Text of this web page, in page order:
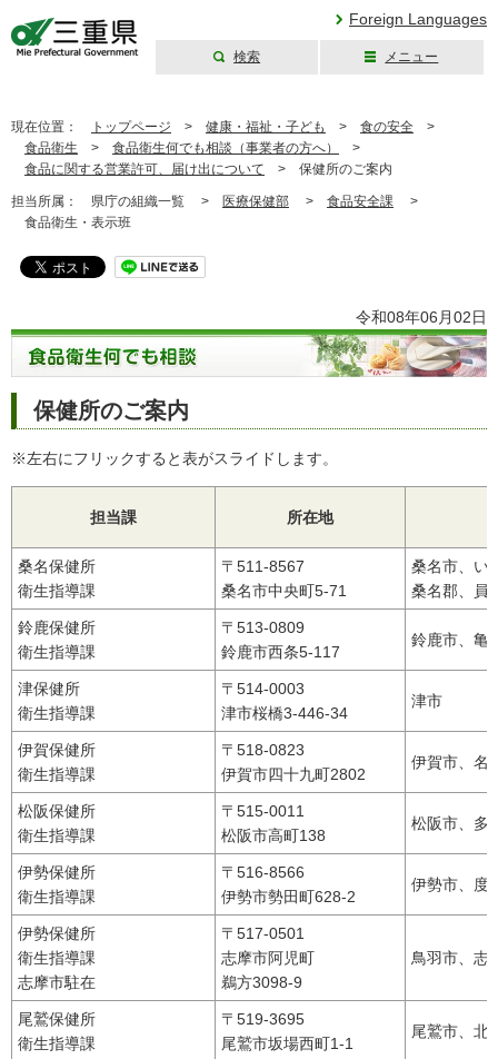
Foreign Languages
検索 メニュー
現在位置： トップページ > 健康・福祉・子ども > 食の安全 >
食品衛生 > 食品衛生何でも相談（事業者の方へ）
>
食品に関する営業許可、届け出について > 保健所のご案内
担当所属： 県庁の組織一覧 > 医療保健部 > 食品安全課 >
食品衛生・表示班
令和08年06月02日
保健所のご案内
※左右にフリックすると表がスライドします。
担当課 所在地
桑名保健所
衛生指導課
〒511-8567
桑名市中央町5-71
桑名市、い
桑名郡、員
鈴鹿保健所
衛生指導課
〒513-0809
鈴鹿市西条5-117
鈴鹿市、亀
津保健所
衛生指導課
〒514-0003
津市桜橋3-446-34
津市
伊賀保健所
衛生指導課
〒518-0823
伊賀市四十九町2802
伊賀市、名
松阪保健所
衛生指導課
〒515-0011
松阪市高町138
松阪市、多
伊勢保健所
衛生指導課
〒516-8566
伊勢市勢田町628-2
伊勢市、度
伊勢保健所
衛生指導課
志摩市駐在
〒517-0501
志摩市阿児町
鵜方3098-9
鳥羽市、志
尾鷲保健所
衛生指導課
〒519-3695
尾鷲市坂場西町1-1
尾鷲市、北